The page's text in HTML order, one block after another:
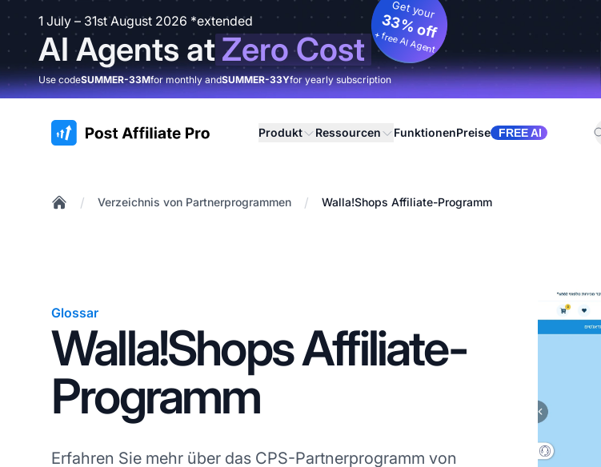
1 July – 31st August 2026 *extended
AI Agents atZero Cost
Get your
33% off
+ free AI Agent
Use codeSUMMER-33Mfor monthly andSUMMER-33Yfor yearly subscription
:site.title Produkt Ressourcen FunktionenPreise FREE AI
/ Verzeichnis von Partnerprogrammen / Walla!Shops Affiliate-Programm
Glossar
Walla!Shops Affiliate-
Programm
Erfahren Sie mehr über das CPS-Partnerprogramm von